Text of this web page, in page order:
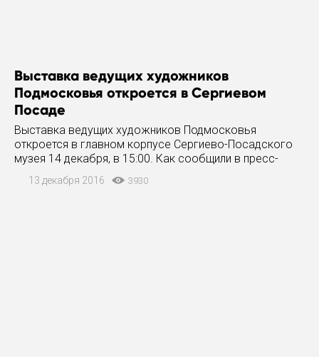
Выставка ведущих художников
Подмосковья откроется в Сергиевом
Посаде
Выставка ведущих художников Подмосковья
откроется в главном корпусе Сергиево-Посадского
музея 14 декабря, в 15:00. Как сообщили в пресс-
службе Главного управления по информационной
политике Московской области, посетителей ждут
13 декабря 2016 3930